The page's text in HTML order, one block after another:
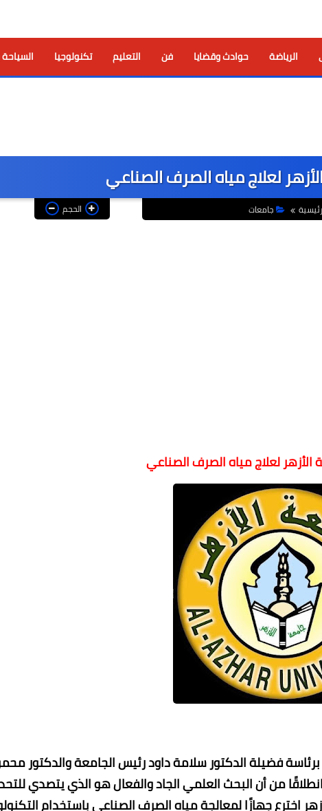
الرياضة حوادث وقضايا فن التعليم تكنولوجيا
لعلاج مياه الصرف الصناعي
جامعات الحجم
الأزهر لعلاج مياه الصرف الصناعي
فضيلة الدكتور سلامة داود رئيس الجامعة والدكتور
من أن البحث العلمي الجاد والفعال هو الذي يتصدي
اخترع جهازًا لمعالجة مياه الصرف الصناعي باستخدام
29 مايو 2021
29 مايو 2021
29 مايو 2021
29 مايو 2021
29 مايو 2021